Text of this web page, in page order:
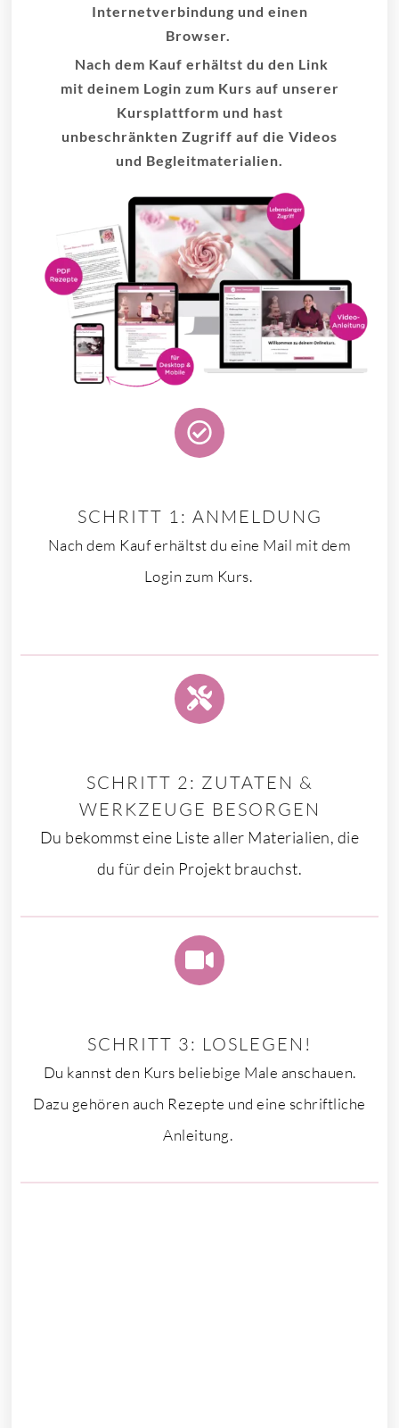
Internetverbindung und einen
Browser.
Nach dem Kauf erhältst du den Link
mit deinem Login zum Kurs auf unserer
Kursplattform und hast
unbeschränkten Zugriff auf die Videos
und Begleitmaterialien.
SCHRITT 1: ANMELDUNG
Nach dem Kauf erhältst du eine Mail mit dem
Login zum Kurs.
SCHRITT 2: ZUTATEN &
WERKZEUGE BESORGEN
Du bekommst eine Liste aller Materialien, die
du für dein Projekt brauchst.
SCHRITT 3: LOSLEGEN!
Du kannst den Kurs beliebige Male anschauen.
Dazu gehören auch Rezepte und eine schriftliche
Anleitung.